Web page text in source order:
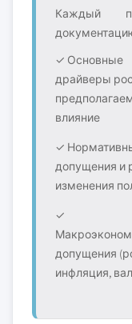
Каждый
✓ Основные
драйверы
влияние
✓
допущения и
изменения
✓
допущения
инфляция,